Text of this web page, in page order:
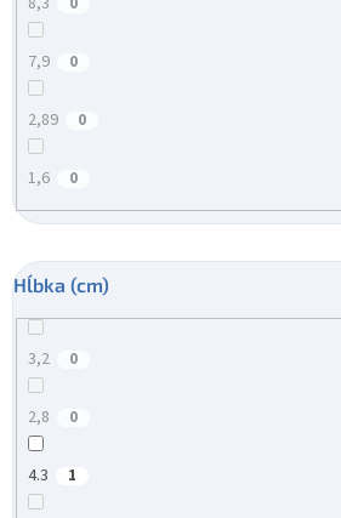
7,9 0
2,89 0
1,6 0
Hĺbka (cm)
3,2 0
2,8 0
4.3 1